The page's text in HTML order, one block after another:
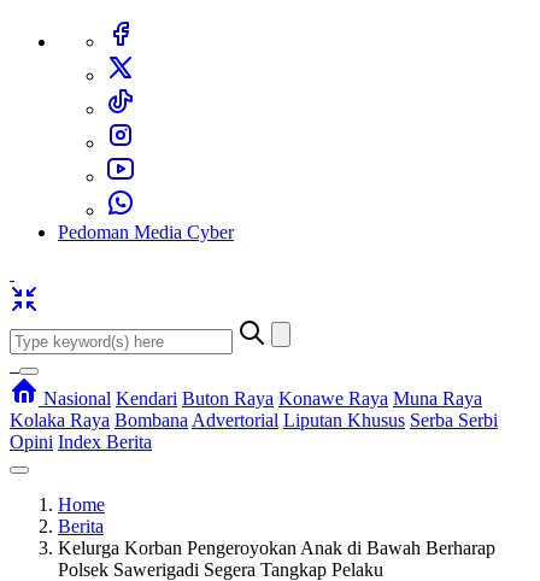
Pedoman Media Cyber
Nasional Kendari Buton Raya Konawe Raya Muna Raya
Kolaka Raya Bombana Advertorial Liputan Khusus Serba Serbi
Opini Index Berita
Home
Berita
Kelurga Korban Pengeroyokan Anak di Bawah Berharap
Polsek Sawerigadi Segera Tangkap Pelaku